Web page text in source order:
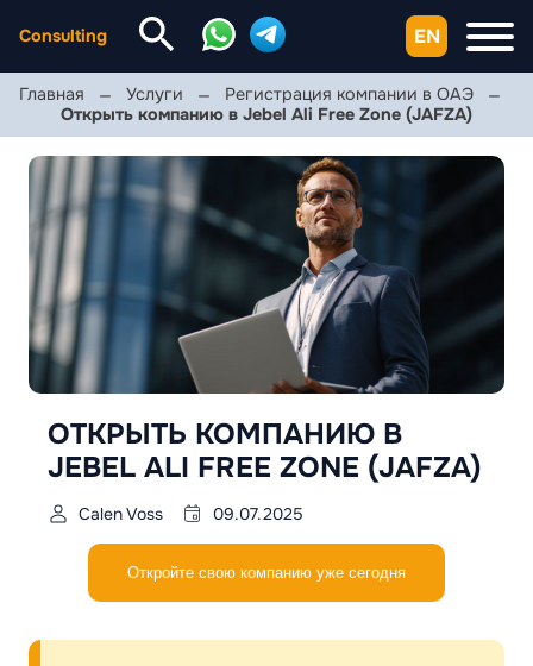
Consulting EN
Главная Услуги
Регистрация компании в ОАЭ
Открыть компанию в Jebel Ali Free Zone (JAFZA)
ОТКРЫТЬ КОМПАНИЮ В
JEBEL ALI FREE ZONE (JAFZA)
Calen Voss 09.07.2025
Откройте свою компанию уже сегодня